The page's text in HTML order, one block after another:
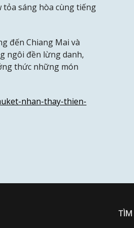
tỏa sáng hòa cùng tiếng
đến Chiang Mai và
ngôi đền lừng danh,
thức những món
nhan-thay-thien-
TÌM